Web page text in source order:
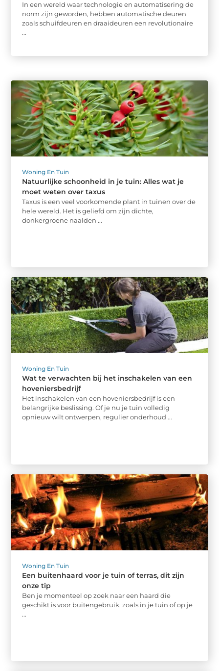
In een wereld waar technologie en automatisering de
norm zijn geworden, hebben automatische deuren
zoals schuifdeuren en draaideuren een revolutionaire
...
Woning En Tuin
Natuurlijke schoonheid in je tuin: Alles wat je
moet weten over taxus
Taxus is een veel voorkomende plant in tuinen over de
hele wereld. Het is geliefd om zijn dichte,
donkergroene naalden ...
Woning En Tuin
Wat te verwachten bij het inschakelen van een
hoveniersbedrijf
Het inschakelen van een hoveniersbedrijf is een
belangrijke beslissing. Of je nu je tuin volledig
opnieuw wilt ontwerpen, regulier onderhoud ...
Woning En Tuin
Een buitenhaard voor je tuin of terras, dit zijn
onze tip
Ben je momenteel op zoek naar een haard die
geschikt is voor buitengebruik, zoals in je tuin of op je
...